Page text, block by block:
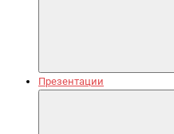
Презентации